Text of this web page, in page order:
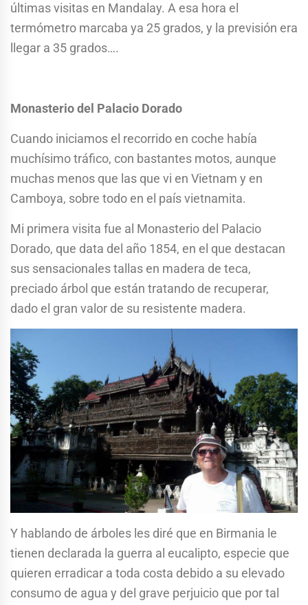
últimas visitas en Mandalay. A esa hora el
termómetro marcaba ya 25 grados, y la previsión era
llegar a 35 grados….
Monasterio del Palacio Dorado
Cuando iniciamos el recorrido en coche había
muchísimo tráfico, con bastantes motos, aunque
muchas menos que las que vi en Vietnam y en
Camboya, sobre todo en el país vietnamita.
Mi primera visita fue al Monasterio del Palacio
Dorado, que data del año 1854, en el que destacan
sus sensacionales tallas en madera de teca,
preciado árbol que están tratando de recuperar,
dado el gran valor de su resistente madera.
Y hablando de árboles les diré que en Birmania le
tienen declarada la guerra al eucalipto, especie que
quieren erradicar a toda costa debido a su elevado
consumo de agua y del grave perjuicio que por tal